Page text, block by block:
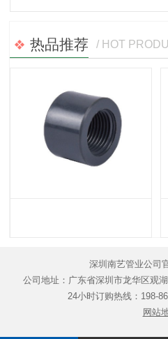
热品推荐 / HOT
深圳南艺管业公司
公司地址：广东省深圳市龙华区观
24小时订购热线：198-
网站